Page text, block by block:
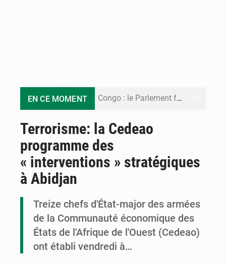
EN CE MOMENT Congo : le Parlement formule 28 recommandations sur le Cadre budgétaire 2027-2029
Congo-RDC : Brazzaville et Kinshasa renforcent leur coopération en faveur de la jeunesse
Terrorisme: la Cedeao
programme des
« interventions » stratégiques
à Abidjan
Treize chefs d'État-major des armées
de la Communauté économique des
États de l'Afrique de l'Ouest (Cedeao)
ont établi vendredi à…